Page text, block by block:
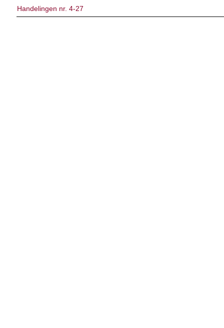
Handelingen nr. 4-27